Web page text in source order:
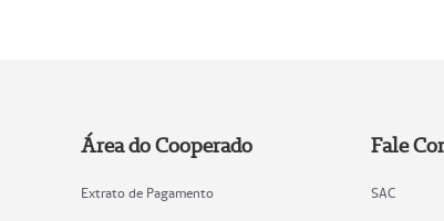
Área do Cooperado
Extrato de Pagamento
Fale
SAC